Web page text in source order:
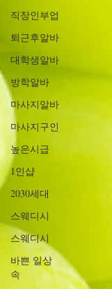
직장인부업
퇴근후알바
대학생알바
방학알바
마사지알바
마사지구인
높은시급
1인샵
2030세대
스웨디시
스웨디시
바쁜 일상
속